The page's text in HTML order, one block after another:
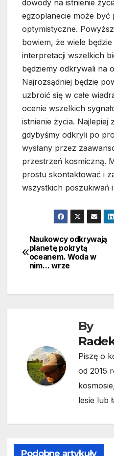
dowody na istnienie
egzoplanecie może być
optymistyczne.
bowiem, że wiele będzie
interpretacji wszelkich
będziemy odkrywali na
Najrozsądniej będzie
uzbroić się w całe
ocenie wszelkich
istnienie życia. Najlepiej
gdybyśmy odkryli po
wysłany przez
przestrzeń kosmiczną.
prostu skontaktować i
wszystkich poszukiwań i
Nawigacja
wpisu
Naukowcy odkrywają
planetę pokrytą
oceanem. Woda w
nim… wrze
By
Piszę o
od 2015
lesie lub
Podobne artykuły